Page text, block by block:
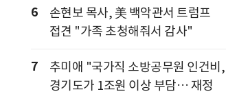
6
손현보 목사, 美 백악관서 트럼프
접견 "가족 초청해줘서 감사"
7
추미애 "국가직 소방공무원 인건비,
경기도가 1조원 이상 부담… 재정